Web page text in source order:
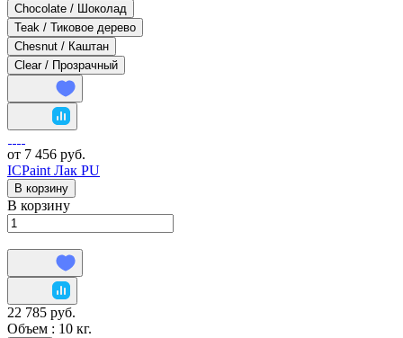
Chocolate / Шоколад
Teak / Тиковое дерево
Chesnut / Каштан
Clear / Прозрачный
от 7 456 руб.
ICPaint Лак PU
В корзину
В корзину
22 785 руб.
Объем : 10 кг.